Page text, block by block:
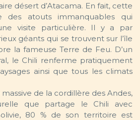
désert d’Atacama. En fait, cette
des atouts immanquables qui
visite particulière. Il y a par
géants qui se trouvent sur l’île
la fameuse Terre de Feu. D’un
le Chili renferme pratiquement
ainsi que tous les climats
de la cordillère des Andes,
que partage le Chili avec
80 % de son territoire est